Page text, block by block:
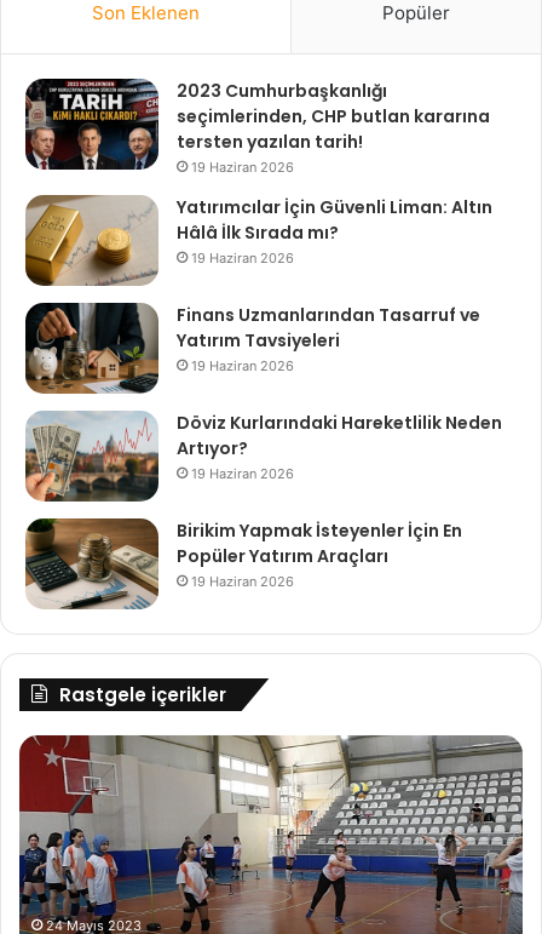
Son Eklenen Popüler
2023 Cumhurbaşkanlığı
seçimlerinden, CHP butlan kararına
tersten yazılan tarih!
19 Haziran 2026
Yatırımcılar İçin Güvenli Liman: Altın
Hâlâ İlk Sırada mı?
19 Haziran 2026
Finans Uzmanlarından Tasarruf ve
Yatırım Tavsiyeleri
19 Haziran 2026
Döviz Kurlarındaki Hareketlilik Neden
Artıyor?
19 Haziran 2026
Birikim Yapmak İsteyenler İçin En
Popüler Yatırım Araçları
19 Haziran 2026
Rastgele içerikler
Yenişehir
Belediyesinin
kursları
kayıtları
başladı
24 Mayıs 2023
İş